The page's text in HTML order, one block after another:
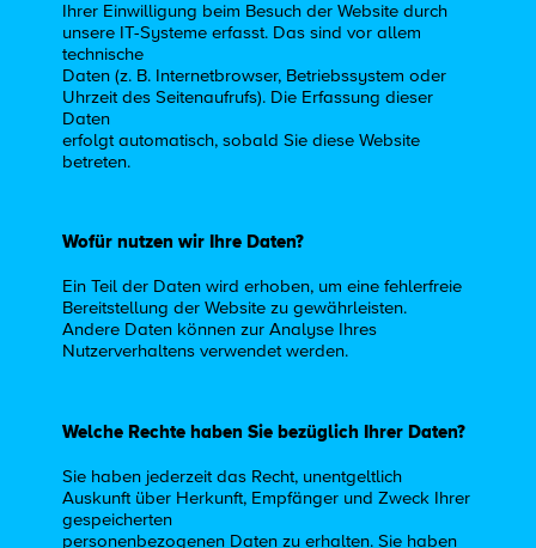
Ihrer Einwilligung beim Besuch der Website durch
unsere IT-Systeme erfasst. Das sind vor allem
technische
Daten (z. B. Internetbrowser, Betriebssystem oder
Uhrzeit des Seitenaufrufs). Die Erfassung dieser
Daten
erfolgt automatisch, sobald Sie diese Website
betreten.
Wofür nutzen wir Ihre Daten?
Ein Teil der Daten wird erhoben, um eine fehlerfreie
Bereitstellung der Website zu gewährleisten.
Andere Daten können zur Analyse Ihres
Nutzerverhaltens verwendet werden.
Welche Rechte haben Sie bezüglich Ihrer Daten?
Sie haben jederzeit das Recht, unentgeltlich
Auskunft über Herkunft, Empfänger und Zweck Ihrer
gespeicherten
personenbezogenen Daten zu erhalten. Sie haben